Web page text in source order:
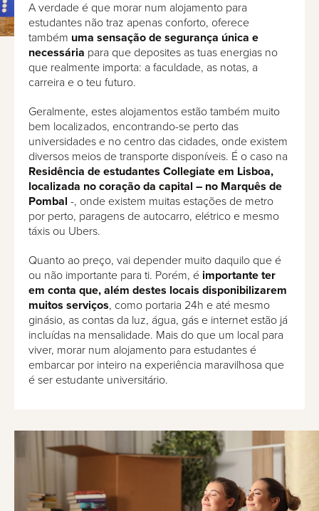
A verdade é que morar num alojamento para
estudantes não traz apenas conforto, oferece
também uma sensação de segurança única e
necessária para que deposites as tuas energias no
que realmente importa: a faculdade, as notas, a
carreira e o teu futuro.
Geralmente, estes alojamentos estão também muito
bem localizados, encontrando-se perto das
universidades e no centro das cidades, onde existem
diversos meios de transporte disponíveis. É o caso na
Residência de estudantes Collegiate em Lisboa,
localizada no coração da capital – no Marquês de
Pombal -, onde existem muitas estações de metro
por perto, paragens de autocarro, elétrico e mesmo
táxis ou Ubers.
Quanto ao preço, vai depender muito daquilo que é
ou não importante para ti. Porém, é importante ter
em conta que, além destes locais disponibilizarem
muitos serviços, como portaria 24h e até mesmo
ginásio, as contas da luz, água, gás e internet estão já
incluídas na mensalidade. Mais do que um local para
viver, morar num alojamento para estudantes é
embarcar por inteiro na experiência maravilhosa que
é ser estudante universitário.